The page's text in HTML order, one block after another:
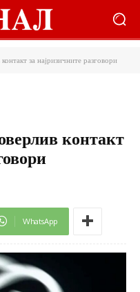
за најризичните разговори
контакт
WhatsApp